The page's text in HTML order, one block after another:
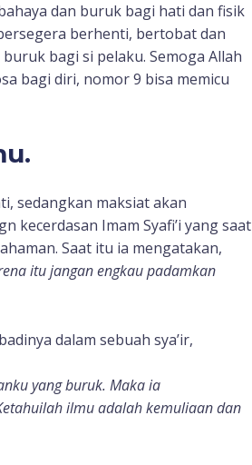
dan buruk bagi hati dan fisik
berhenti, bertobat dan
bagi si pelaku. Semoga Allah
bagi diri, nomor 9 bisa memicu
sedangkan maksiat akan
kecerdasan Imam Syafi’i yang saat
Saat itu ia mengatakan,
itu jangan engkau padamkan
dalam sebuah sya’ir,
yang buruk. Maka ia
ilmu adalah kemuliaan dan